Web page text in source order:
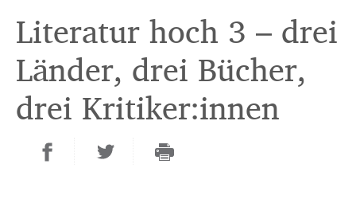
Literatur hoch 3 – drei
Länder, drei Bücher,
drei Kritiker:innen